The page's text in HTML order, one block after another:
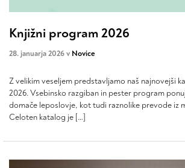
Knjižni program 2026
28. januarja 2026 v Novice
Z velikim veseljem predstavljamo naš najnovejši
2026. Vsebinsko razgiban in pester program
domače leposlovje, kot tudi raznolike prevode iz
Celoten katalog je […]